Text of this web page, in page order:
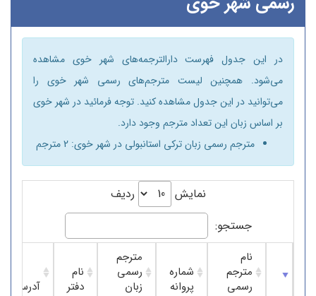
در این جدول فهرست دارالترجمه‌های شهر خوی مشاهده
می‌شود. همچنین لیست مترجم‌های رسمی شهر خوی را
می‌توانید در این جدول مشاهده کنید. توجه فرمائید در شهر خوی
بر اساس زبان این تعداد مترجم وجود دارد.
مترجم رسمی زبان ترکی استانبولی در شهر خوی: 2 مترجم
نمایش
ردیف
جستجو:
نام
مترجم
رسمی
شماره
پروانه
مترجم
رسمی
زبان
نام
دفتر
آدرس